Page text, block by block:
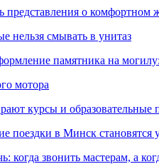
представления о комфортном
нельзя смывать в унитаз
памятника на
мотора
курсы и образовательные
поездки в Минск
когда звонить мастерам, а